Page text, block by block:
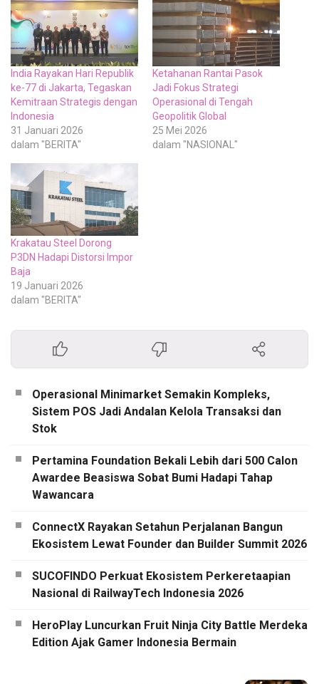
India Rayakan Hari Republik
ke-77 di Jakarta, Tegaskan
Kemitraan Strategis dengan
Indonesia
31 Januari 2026
dalam "BERITA"
Ketahanan Rantai Pasok
Jadi Fokus Strategi
Operasional di Tengah
Geopolitik Global
25 Mei 2026
dalam "NASIONAL"
Krakatau Steel Dorong
P3DN Hadapi Distorsi Impor
Baja
19 Januari 2026
dalam "BERITA"
Operasional Minimarket Semakin Kompleks,
Sistem POS Jadi Andalan Kelola Transaksi dan
Stok
Pertamina Foundation Bekali Lebih dari 500 Calon
Awardee Beasiswa Sobat Bumi Hadapi Tahap
Wawancara
ConnectX Rayakan Setahun Perjalanan Bangun
Ekosistem Lewat Founder dan Builder Summit 2026
SUCOFINDO Perkuat Ekosistem Perkeretaapian
Nasional di RailwayTech Indonesia 2026
HeroPlay Luncurkan Fruit Ninja City Battle Merdeka
Edition Ajak Gamer Indonesia Bermain